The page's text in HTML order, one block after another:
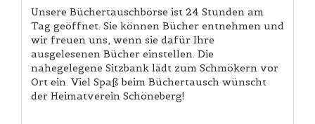
Unsere Büchertauschbörse ist 24 Stunden am
Tag geöffnet. Sie können Bücher entnehmen und
wir freuen uns, wenn sie dafür Ihre
ausgelesenen Bücher einstellen. Die
nahegelegene Sitzbank lädt zum Schmökern vor
Ort ein. Viel Spaß beim Büchertausch wünscht
der Heimatverein Schöneberg!